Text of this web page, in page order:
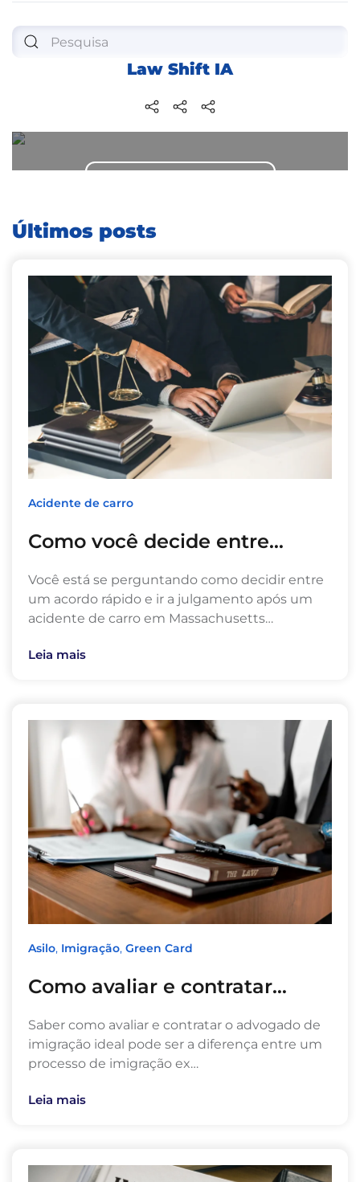
Law Shift IA
Obtenha ajuda jurídica agora!
Últimos posts
Acidente de carro
Como você decide entre…
Você está se perguntando como decidir entre
um acordo rápido e ir a julgamento após um
acidente de carro em Massachusetts…
Leia mais
Asilo, Imigração, Green Card
Como avaliar e contratar…
Saber como avaliar e contratar o advogado de
imigração ideal pode ser a diferença entre um
processo de imigração ex…
Leia mais